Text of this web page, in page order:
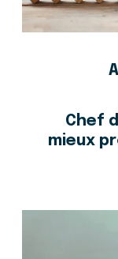
Chef
mieux